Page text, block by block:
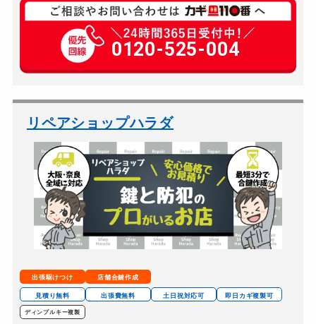
玄関カギ修理 別途お見積り
玄関カギ作成 別途お見積り
玄関カギ交換 別途お見積り
バイクカギ開け
バイクカギ作成 別途お見積り
スーツケースカギ開け 別途お見積り
スーツケースカギ作成 別途お見積り
金庫カギ開け 別途お見積り
金庫カギ修理 別途お見積り
ロッカーカギ開け 別途お見積り
ドアノブカギ開け
0120-525-004
リペアショップハラダ
出張駆けつけ 店舗合鍵作成
見積り無料 出張費無料 土日祝対応可 即日カギ複製可
ディンプルキー複製